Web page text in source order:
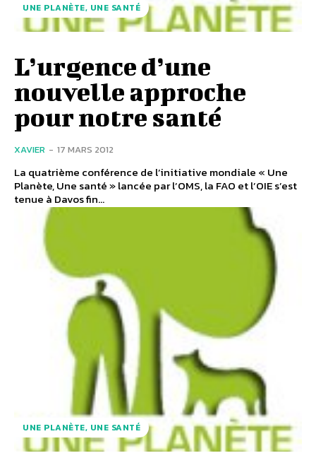
UNE PLANÈTE, UNE SANTÉ
L’urgence d’une
nouvelle approche
pour notre santé
XAVIER - 17 MARS 2012
La quatrième conférence de l’initiative mondiale « Une
Planète, Une santé » lancée par l’OMS, la FAO et l’OIE s’est
tenue à Davos fin...
UNE PLANÈTE, UNE SANTÉ